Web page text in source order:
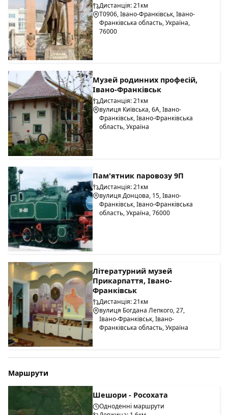
Дистанція: 21км
Т0906, Івано-Франківськ, Івано-
Франківська область, Україна,
76000
Музей родинних професій,
Івано-Франківськ
Дистанція: 21км
вулиця Київська, 6А, Івано-
Франківськ, Івано-Франківська
область, Україна
Пам'ятник паровозу 9П
Дистанція: 21км
вулиця Донцова, 15, Івано-
Франківськ, Івано-Франківська
область, Україна, 76000
Літературний музей
Прикарпаття, Івано-
Франківськ
Дистанція: 21км
вулиця Богдана Лепкого, 27,
Івано-Франківськ, Івано-
Франківська область, Україна
Маршрути
Шешори - Росохата
Одноденні маршрути